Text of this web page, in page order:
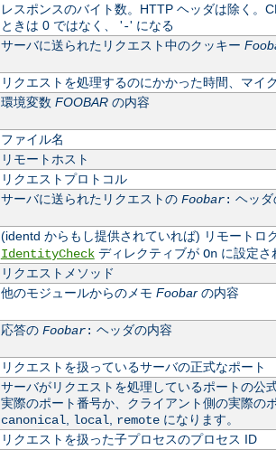
レスポンスのバイト数。HTTP ヘッダは除く。
ときは 0 ではなく、 '-' になる
サーバに送られたリクエスト中のクッキー
リクエストを処理するのにかかった時間、マイ
環境変数 FOOBARの内容
ファイル名
リモートホスト
リクエストプロトコル
サーバに送られたリクエストの Foobar: ヘッ
(identd からもし提供されていれば) リモートロ
IdentityCheckディレクティブが Onに設定さ
リクエストメソッド
他のモジュールからのメモ Foobarの内容
応答の Foobar: ヘッダの内容
リクエストを扱っているサーバの正式なポート
サーバがリクエストを処理しているポートの公
実際のポート番号か、クライアント側の実際の
canonical local remoteになります。
リクエストを扱った子プロセスのプロセス ID